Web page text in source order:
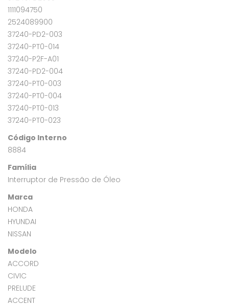
1111094750
2524089900
37240-PD2-003
37240-PT0-014
37240-P2F-A01
37240-PD2-004
37240-PT0-003
37240-PT0-004
37240-PT0-013
37240-PT0-023
Código Interno
8884
Família
Interruptor de Pressão de Óleo
Marca
HONDA
HYUNDAI
NISSAN
Modelo
ACCORD
CIVIC
PRELUDE
ACCENT